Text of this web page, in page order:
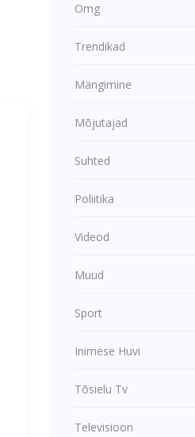
Omg
Trendikad
Mängimine
Mõjutajad
Suhted
Poliitika
Videod
Muud
Sport
Inimese Huvi
Tõsielu Tv
Televisioon